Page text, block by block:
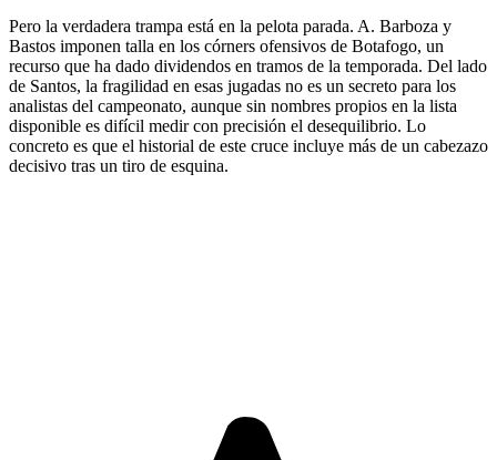
Pero la verdadera trampa está en la pelota parada. A. Barboza y
Bastos imponen talla en los córners ofensivos de Botafogo, un
recurso que ha dado dividendos en tramos de la temporada. Del lado
de Santos, la fragilidad en esas jugadas no es un secreto para los
analistas del campeonato, aunque sin nombres propios en la lista
disponible es difícil medir con precisión el desequilibrio. Lo
concreto es que el historial de este cruce incluye más de un cabezazo
decisivo tras un tiro de esquina.